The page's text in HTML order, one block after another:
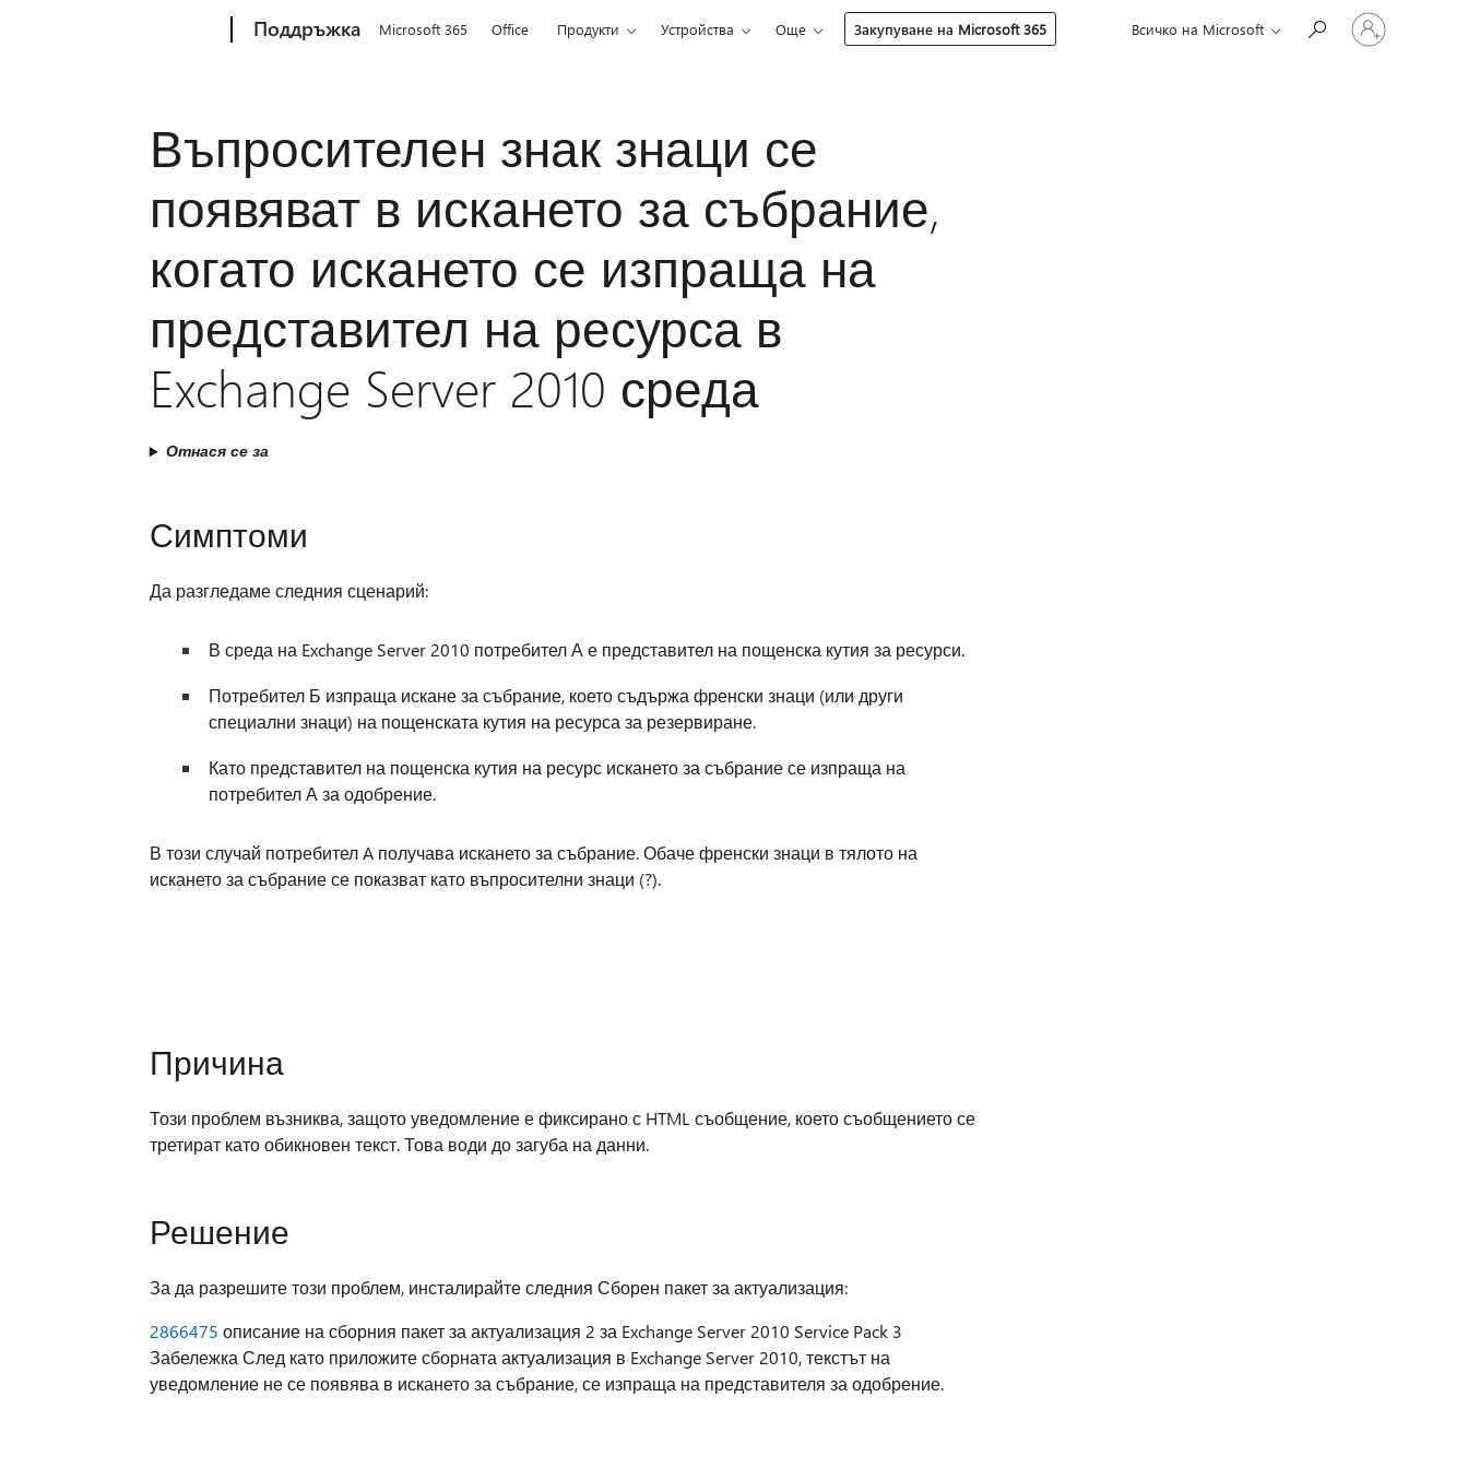
Поддръжка Microsoft 365 Office Продукти Устройства Още Закупуване на Microsoft 365 Всичко на Microsoft
Влезте
във
вашия
Въпросителен знак знаци се
появяват в искането за събрание,
когато искането се изпраща на
представител на ресурса в
Exchange Server 2010 среда
Отнася се за
Симптоми
Да разгледаме следния сценарий:
В среда на Exchange Server 2010 потребител А е представител на пощенска кутия за ресурси.
Потребител Б изпраща искане за събрание, което съдържа френски знаци (или други
специални знаци) на пощенската кутия на ресурса за резервиране.
Като представител на пощенска кутия на ресурс искането за събрание се изпраща на
потребител А за одобрение.
В този случай потребител A получава искането за събрание. Обаче френски знаци в тялото на
искането за събрание се показват като въпросителни знаци (?).
Причина
Този проблем възниква, защото уведомление е фиксирано с HTML съобщение, което съобщението се
третират като обикновен текст. Това води до загуба на данни.
Решение
За да разрешите този проблем, инсталирайте следния Сборен пакет за актуализация:
2866475 описание на сборния пакет за актуализация 2 за Exchange Server 2010 Service Pack 3
Забележка След като приложите сборната актуализация в Exchange Server 2010, текстът на
уведомление не се появява в искането за събрание, се изпраща на представителя за одобрение.